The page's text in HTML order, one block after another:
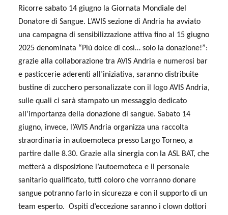
Ricorre sabato 14 giugno la Giornata Mondiale del
Donatore di Sangue. L’AVIS sezione di Andria ha avviato
una campagna di sensibilizzazione attiva fino al 15 giugno
2025 denominata “Più dolce di così… solo la donazione!”:
grazie alla collaborazione tra AVIS Andria e numerosi bar
e pasticcerie aderenti all’iniziativa, saranno distribuite
bustine di zucchero personalizzate con il logo AVIS Andria,
sulle quali ci sarà stampato un messaggio dedicato
all’importanza della donazione di sangue. Sabato 14
giugno, invece, l’AVIS Andria organizza una raccolta
straordinaria in autoemoteca presso Largo Torneo, a
partire dalle 8.30. Grazie alla sinergia con la ASL BAT, che
metterà a disposizione l’autoemoteca e il personale
sanitario qualificato, tutti coloro che vorranno donare
sangue potranno farlo in sicurezza e con il supporto di un
team esperto. Ospiti d’eccezione saranno i clown dottori